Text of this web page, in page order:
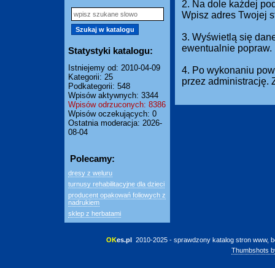
Statystyki katalogu:
Istniejemy od: 2010-04-09
Kategorii: 25
Podkategorii: 548
Wpisów aktywnych: 3344
Wpisów odrzuconych: 8386
Wpisów oczekujących: 0
Ostatnia moderacja: 2026-
08-04
Polecamy:
dresy z weluru
turnusy rehabilitacyjne dla dzieci
producent opakowań foliowych z
nadrukiem
sklep z herbatami
2. Na dole każdej
Wpisz adres Twojej
3. Wyświetlą się
ewentualnie popraw.
4. Po wykonaniu
przez administrację.
OKes.pl 2010-2025 - sprawdzony katalog stron www,
Thumbshots